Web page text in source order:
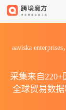
aaviska
采集来自220+
全球贸易数